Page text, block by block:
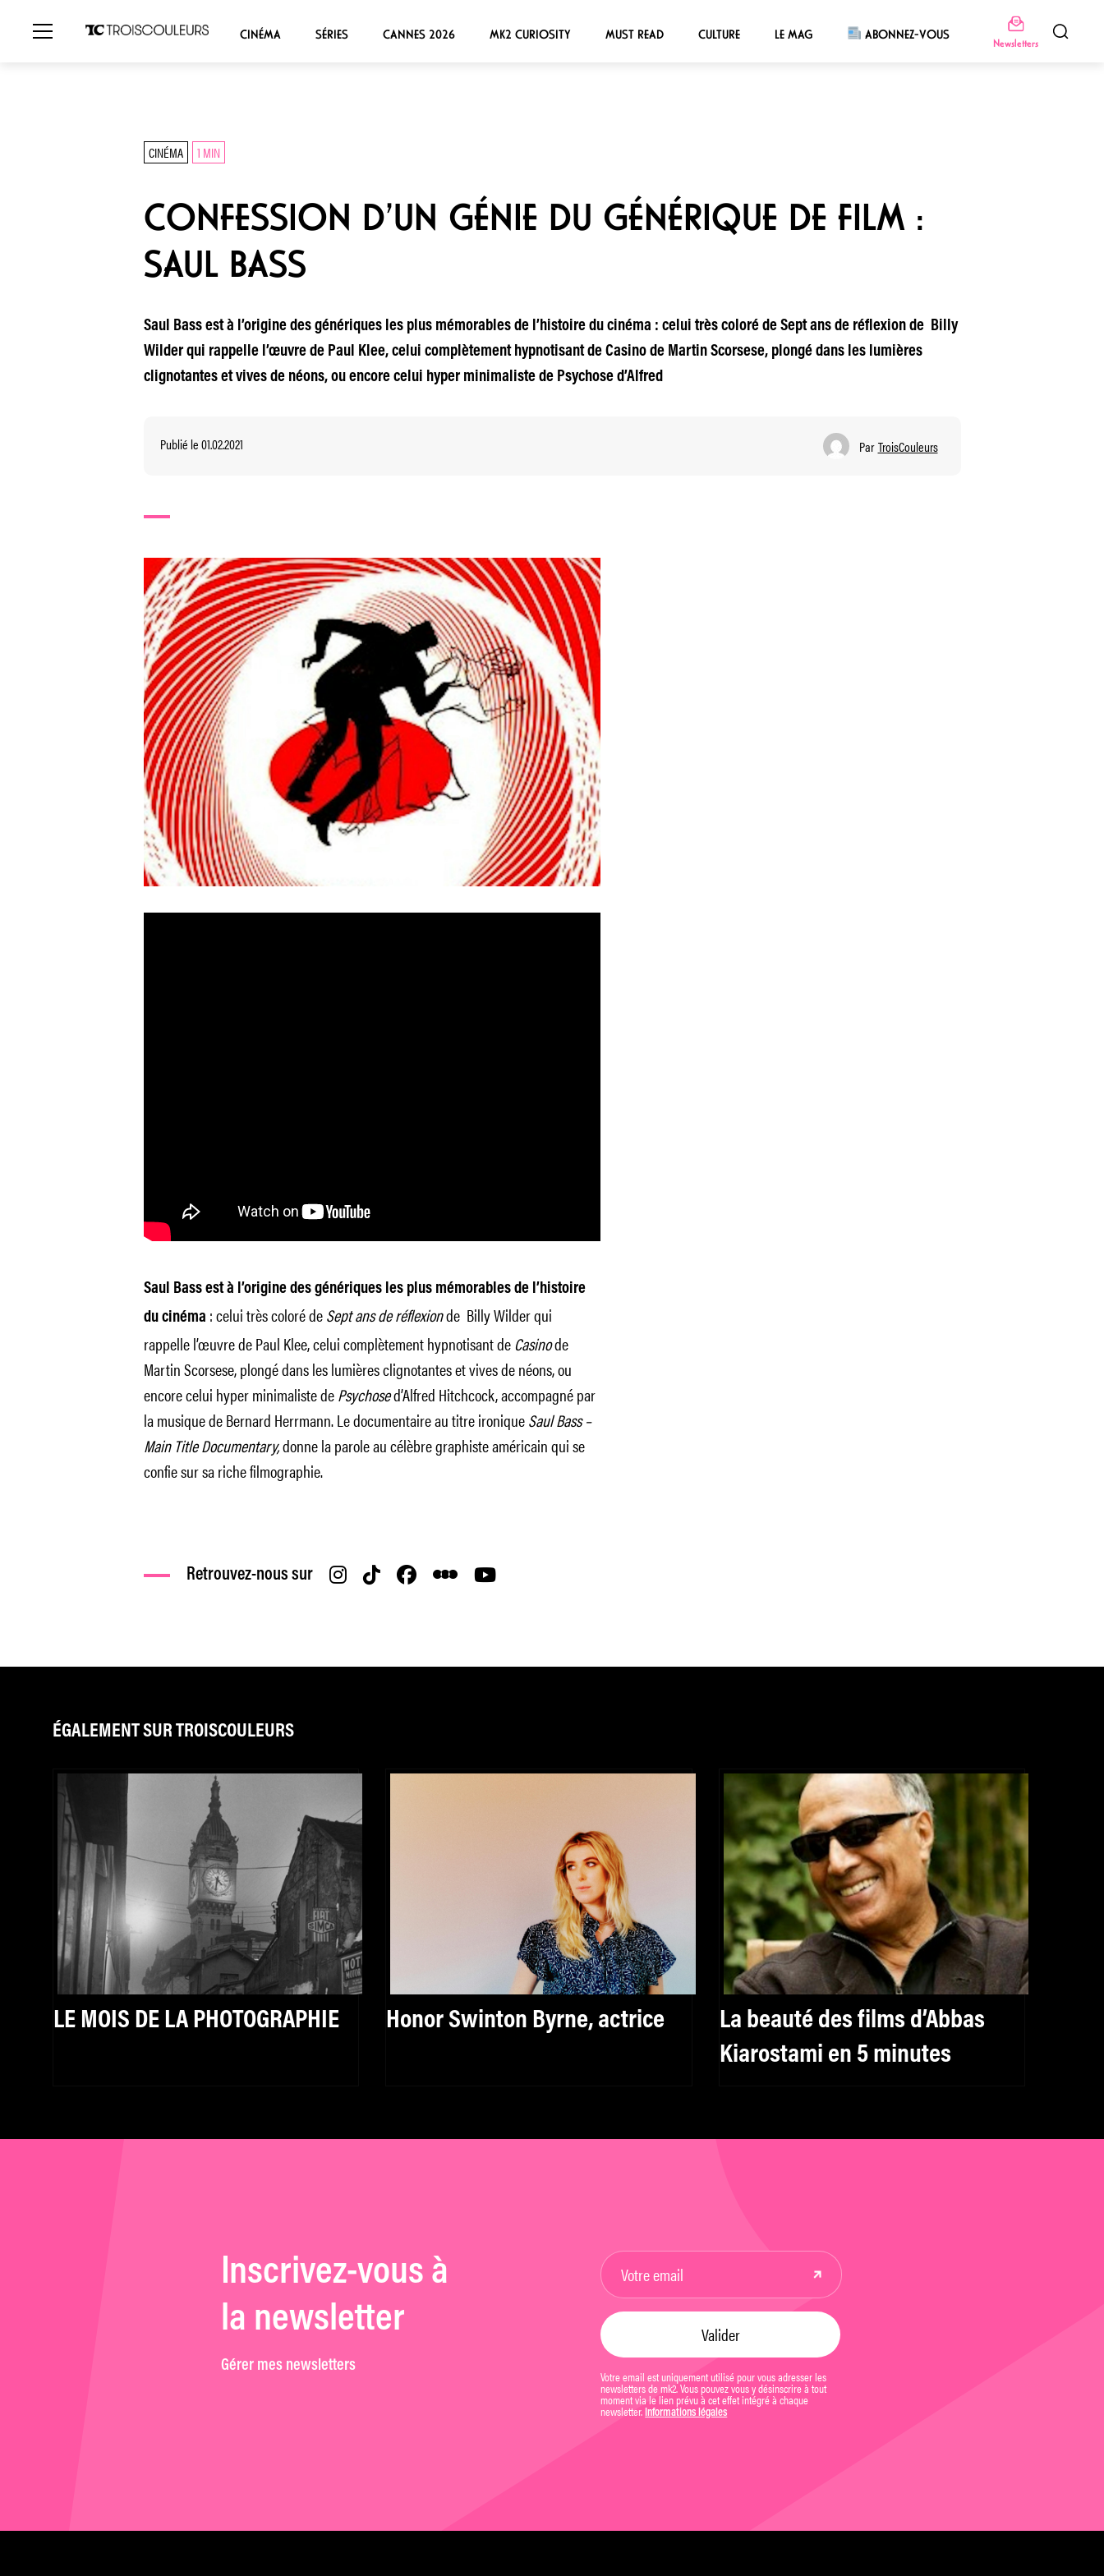
CINÉMA SÉRIES CANNES 2026 MK2 CURIOSITY MUST READ CULTURE LE MAG ABONNEZ-VOUS
Newsletters
CINÉMA 1 MIN
CONFESSION D’UN GÉNIE DU GÉNÉRIQUE DE FILM :
SAUL BASS
Saul Bass est à l’origine des génériques les plus mémorables de l’histoire du cinéma : celui très coloré de Sept ans de réflexion de Billy
Wilder qui rappelle l’œuvre de Paul Klee, celui complètement hypnotisant de Casino de Martin Scorsese, plongé dans les lumières
clignotantes et vives de néons, ou encore celui hyper minimaliste de Psychose d’Alfred
Publié le 01.02.2021 Par TroisCouleurs
Saul Bass est à l’origine des génériques les plus mémorables de l’histoire
du cinéma : celui très coloré deSept ans de réflexionde Billy Wilder qui
rappelle l’œuvre de Paul Klee, celui complètement hypnotisant de Casinode
Martin Scorsese, plongé dans les lumières clignotantes et vives de néons, ou
encore celui hyper minimaliste dePsychosed’Alfred Hitchcock,accompagné par
la musique de Bernard Herrmann. Le documentaire au titre ironiqueSaul Bass –
Main Title Documentary,donne la parole au célèbre graphiste américain qui se
confie sur sa riche filmographie.
Retrouvez-nous sur
ÉGALEMENT SUR TROISCOULEURS
LE MOIS DE LA PHOTOGRAPHIE Honor Swinton Byrne, actrice
La beauté des films d’Abbas
Kiarostami en 5 minutes
Inscrivez-vous à
la newsletter
Gérer mes newsletters
Votre email est uniquement utilisé pour vous adresser les
newsletters de mk2. Vous pouvez vous y désinscrire à tout
moment via le lien prévu à cet effet intégré à chaque
newsletter. Informations légales